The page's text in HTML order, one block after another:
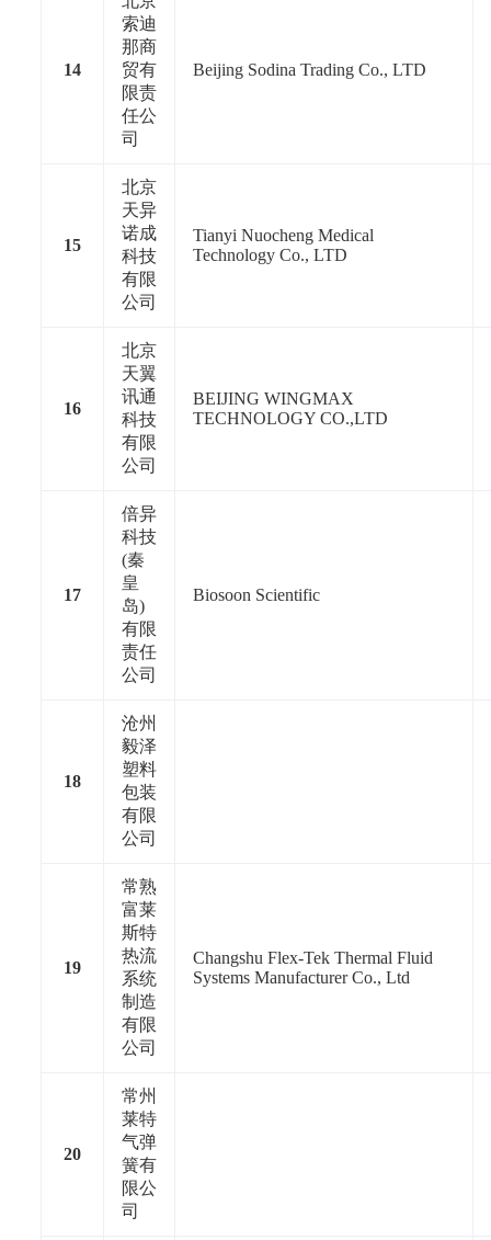
14
索迪
那商
贸有
限责
任公
司
Beijing Sodina Trading Co., LTD
15
北京
天异
诺成
科技
有限
公司
Tianyi Nuocheng Medical
Technology Co., LTD
16
北京
天翼
讯通
科技
有限
公司
BEIJING WINGMAX
TECHNOLOGY CO.,LTD
17
倍异
科技
(秦
皇
岛)
有限
责任
公司
Biosoon Scientific
18
沧州
毅泽
塑料
包装
有限
公司
19
常熟
富莱
斯特
热流
系统
制造
有限
公司
Changshu Flex-Tek Thermal Fluid
Systems Manufacturer Co., Ltd
20
常州
莱特
气弹
簧有
限公
司